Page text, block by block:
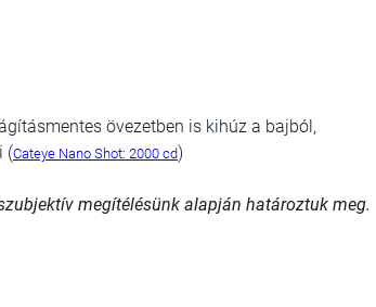
övezetben is kihúz a bajból,
(Cateye Nano Shot: 2000 cd)
megítélésünk alapján határoztuk meg.